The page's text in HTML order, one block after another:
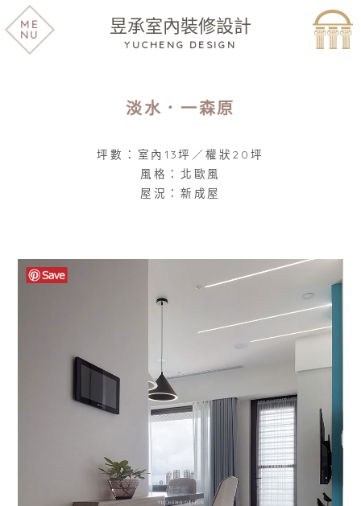
昱承室內裝修設計
YUCHENG DESIGN
ME
NU
淡水．一森原
坪數：室內13坪／權狀20坪
風格：北歐風
屋況：新成屋